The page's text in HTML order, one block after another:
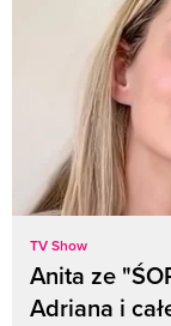
TV Show
Anita ze
Adriana i